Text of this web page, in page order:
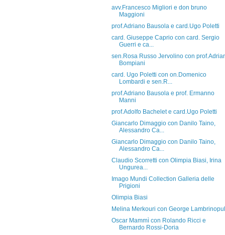
avv.Francesco Migliori e don bruno
Maggioni
prof.Adriano Bausola e card.Ugo Poletti
card. Giuseppe Caprio con card. Sergio
Guerri e ca...
sen.Rosa Russo Jervolino con
Bompiani
card. Ugo Poletti con on.Domenico
Lombardi e sen.R...
prof.Adriano Bausola e prof. Ermanno
Manni
prof.Adolfo Bachelet e card.Ugo Poletti
Giancarlo Dimaggio con Danilo Taino,
Alessandro Ca...
Giancarlo Dimaggio con Danilo Taino,
Alessandro Ca...
Claudio Scorretti con Olimpia Biasi, Irina
Ungurea...
Imago Mundi Collection Galleria delle
Prigioni
Olimpia Biasi
Melina Merkouri con George
Oscar Mammì con Rolando Ricci e
Bernardo Rossi-Doria